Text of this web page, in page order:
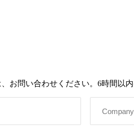
お問い合わせください。6時間以内